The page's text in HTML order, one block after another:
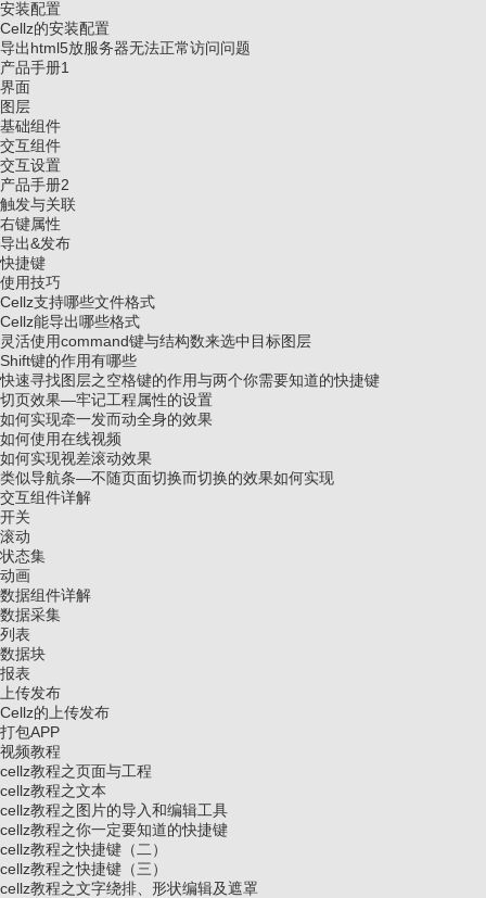
安装配置
Cellz的安装配置
导出html5放服务器无法正常访问问题
产品手册1
界面
图层
基础组件
交互组件
交互设置
产品手册2
触发与关联
右键属性
导出&发布
快捷键
使用技巧
Cellz支持哪些文件格式
Cellz能导出哪些格式
灵活使用command键与结构数来选中目标图层
Shift键的作用有哪些
快速寻找图层之空格键的作用与两个你需要知道的快捷键
切页效果—牢记工程属性的设置
如何实现牵一发而动全身的效果
如何使用在线视频
如何实现视差滚动效果
类似导航条—不随页面切换而切换的效果如何实现
交互组件详解
开关
滚动
状态集
动画
数据组件详解
数据采集
列表
数据块
报表
上传发布
Cellz的上传发布
打包APP
视频教程
cellz教程之页面与工程
cellz教程之文本
cellz教程之图片的导入和编辑工具
cellz教程之你一定要知道的快捷键
cellz教程之快捷键（二）
cellz教程之快捷键（三）
cellz教程之文字绕排、形状编辑及遮罩